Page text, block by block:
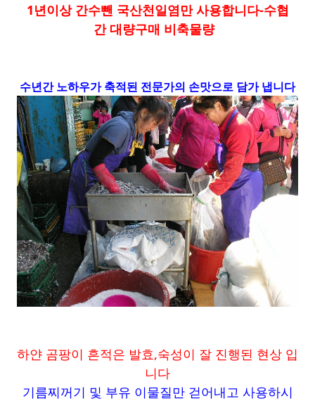
1년이상 간수뺀 국산천일염만 사용합니다-수협
간 대량구매 비축물량
수년간 노하우가 축적된 전문가의 손맛으로 담가 냅니다
하얀 곰팡이 흔적은 발효,숙성이 잘 진행된 현상 입
니다
기름찌꺼기 및 부유 이물질만 걷어내고 사용하시